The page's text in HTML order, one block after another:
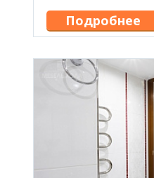
Подробнее